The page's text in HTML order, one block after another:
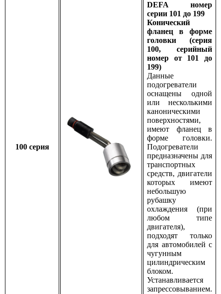
100 серия
DEFA номер
серии 101 до 199
Конический
фланец в форме
головки (серия
100, серийный
номер от 101 до
199)
Данные
подогреватели
оснащены одной
или несколькими
каноническими
поверхностями,
имеют фланец в
форме головки.
Подогреватели
предназначены для
транспортных
средств, двигатели
которых имеют
небольшую
рубашку
охлаждения (при
любом типе
двигателя),
подходят только
для автомобилей с
чугунным
цилиндрическим
блоком.
Устанавливается
запрессовыванием.